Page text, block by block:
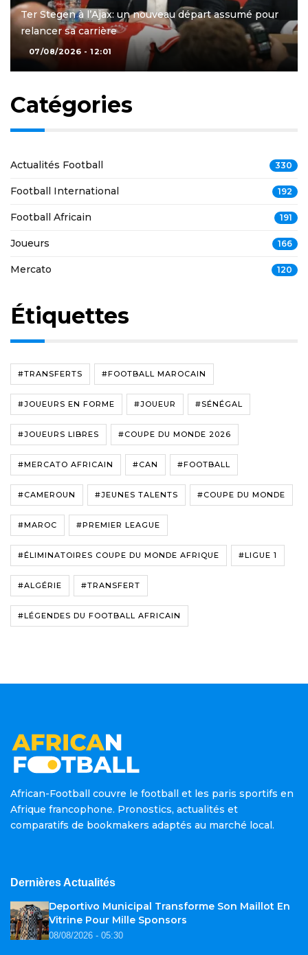
Ter Stegen à l’Ajax: un nouveau départ assumé pour
relancer sa carrière
07/08/2026 - 12:01
Catégories
Actualités Football 330
Football International 192
Football Africain 191
Joueurs 166
Mercato 120
Étiquettes
#TRANSFERTS #FOOTBALL MAROCAIN
#JOUEURS EN FORME #JOUEUR #SÉNÉGAL
#JOUEURS LIBRES #COUPE DU MONDE 2026
#MERCATO AFRICAIN #CAN #FOOTBALL
#CAMEROUN #JEUNES TALENTS #COUPE DU MONDE
#MAROC #PREMIER LEAGUE
#ÉLIMINATOIRES COUPE DU MONDE AFRIQUE #LIGUE 1
#ALGÉRIE #TRANSFERT
#LÉGENDES DU FOOTBALL AFRICAIN
African-Football couvre le football et les paris sportifs en
Afrique francophone. Pronostics, actualités et
comparatifs de bookmakers adaptés au marché local.
Dernières Actualités
Deportivo Municipal Transforme Son Maillot En
Vitrine Pour Mille Sponsors
08/08/2026 - 05:30